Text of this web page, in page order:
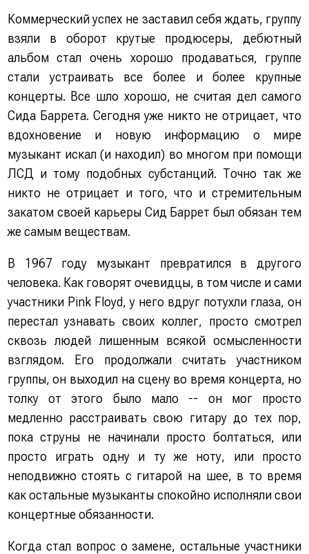
Коммерческий успех не заставил себя ждать, группу
взяли в оборот крутые продюсеры, дебютный
альбом стал очень хорошо продаваться, группе
стали устраивать все более и более крупные
концерты. Все шло хорошо, не считая дел самого
Сида Баррета. Сегодня уже никто не отрицает, что
вдохновение и новую информацию о мире
музыкант искал (и находил) во многом при помощи
ЛСД и тому подобных субстанций. Точно так же
никто не отрицает и того, что и стремительным
закатом своей карьеры Сид Баррет был обязан тем
же самым веществам.
В 1967 году музыкант превратился в другого
человека. Как говорят очевидцы, в том числе и сами
участники Pink Floyd, у него вдруг потухли глаза, он
перестал узнавать своих коллег, просто смотрел
сквозь людей лишенным всякой осмысленности
взглядом. Его продолжали считать участником
группы, он выходил на сцену во время концерта, но
толку от этого было мало -- он мог просто
медленно расстраивать свою гитару до тех пор,
пока струны не начинали просто болтаться, или
просто играть одну и ту же ноту, или просто
неподвижно стоять с гитарой на шее, в то время
как остальные музыканты спокойно исполняли свои
концертные обязанности.
Когда стал вопрос о замене, остальные участники